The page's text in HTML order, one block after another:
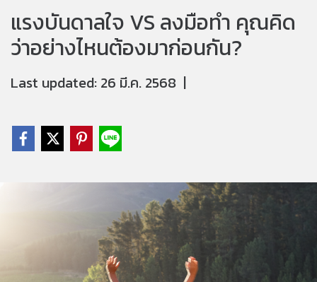
แรงบันดาลใจ VS ลงมือทำ คุณคิด
ว่าอย่างไหนต้องมาก่อนกัน?
Last updated: 26 มี.ค. 2568 |